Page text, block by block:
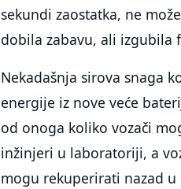
sekundi zaostatka, ne
dobila zabavu, ali izgubila
Nekadašnja sirova snaga
energije iz nove veće
od onoga koliko vozači
inžinjeri u laboratoriji, a
mogu rekuperirati nazad